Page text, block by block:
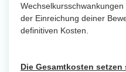
der Einreichung deiner
definitiven Kosten.
Die Gesamtkosten